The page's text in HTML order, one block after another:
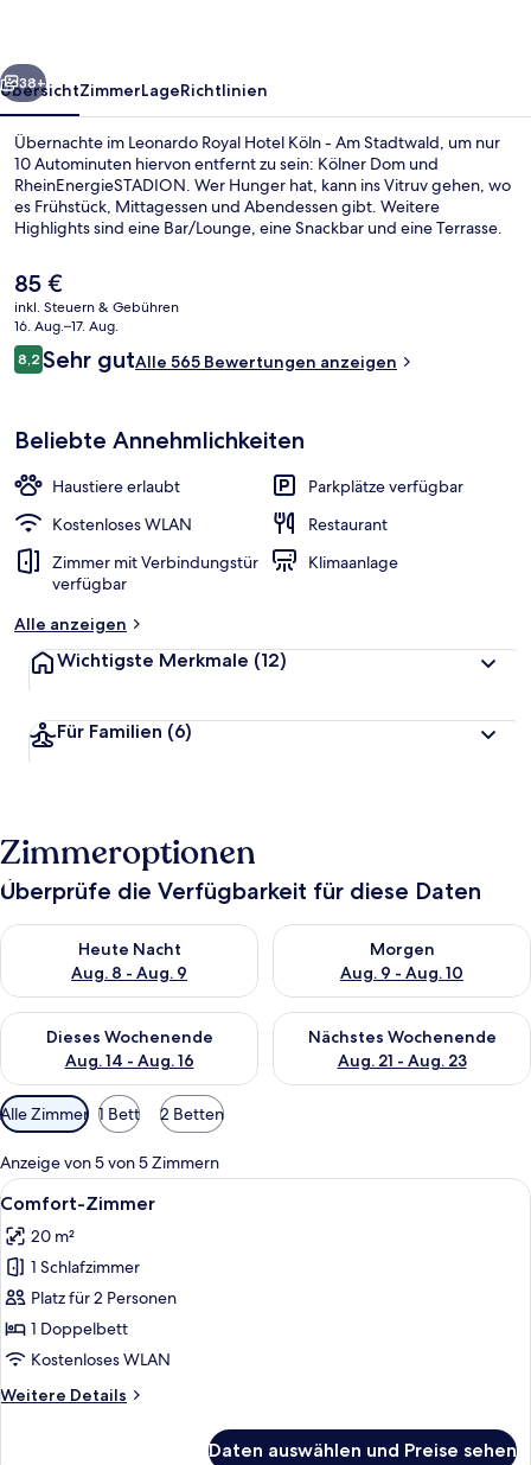
Stadtwald
Weiter
38+
ÜbersichtZimmerLageRichtlinien
Übernachte im Leonardo Royal Hotel Köln - Am Stadtwald, um nur
10 Autominuten hiervon entfernt zu sein: Kölner Dom und
RheinEnergieSTADION. Wer Hunger hat, kann ins Vitruv gehen, wo
es Frühstück, Mittagessen und Abendessen gibt. Weitere
Highlights sind eine Bar/Lounge, eine Snackbar und eine Terrasse.
entfernt: Zur Stadtbahn-Haltestelle Dürener Str./Gürtel sind es 5
Minuten und zur Stadtbahn-Haltestelle Brahmsstr. 6 Minuten.
Der
aktuelle
Preis
beträgt
85 €.
85 €
inkl. Steuern & Gebühren
16. Aug.–17. Aug.
Bewertungen
8,28,2 von 10.
Sehr gutAlle 565 Bewertungen anzeigen
Beliebte Annehmlichkeiten
Haustiere erlaubt
Parkplätze verfügbar
Kostenloses WLAN
Restaurant
Zimmer mit Verbindungstür
verfügbar
Klimaanlage
Alle anzeigen
Wichtigste Merkmale (12)
Für Familien (6)
Zimmeroptionen
Überprüfe die Verfügbarkeit für diese Daten
Heute Nacht
Aug. 8 - Aug. 9
Überprüfe die Verfügbarkeit für heute Nacht, Aug. 8 - Aug. 9.
Morgen
Aug. 9 - Aug. 10
Überprüfe die Verfügbarkeit
Dieses Wochenende
Aug. 14 - Aug. 16
Überprüfe die Verfügbarkeit für dieses Wochenende, Aug. 14
Nächstes Wochenende
Aug. 21 - Aug. 23
Überprüfe die Verfügbarkeit
Verfügbare
Filter
für
Zimmer
Alle Zimmer 1 Bett 2 Betten
Anzeige von 5 von 5 Zimmern
Alle
Fotos
für
Comfort-
Zimmer
anzeigen
Ein Hotelzimmer mit einem großen
9
Comfort-Zimmer
20 m²
1 Schlafzimmer
Platz für 2 Personen
1 Doppelbett
Kostenloses WLAN
Weitere Details
Weitere
Daten auswählen und Preise sehen